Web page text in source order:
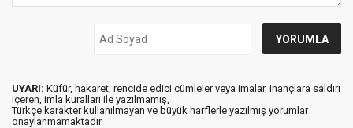
UYARI: Küfür, hakaret, rencide edici cümleler veya imalar, inançlara saldırı
içeren, imla kuralları ile yazılmamış,
Türkçe karakter kullanılmayan ve büyük harflerle yazılmış yorumlar
onaylanmamaktadır.